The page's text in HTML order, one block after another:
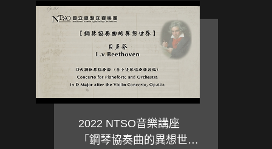
2022 NTSO音樂講座
「鋼琴協奏曲的異想世